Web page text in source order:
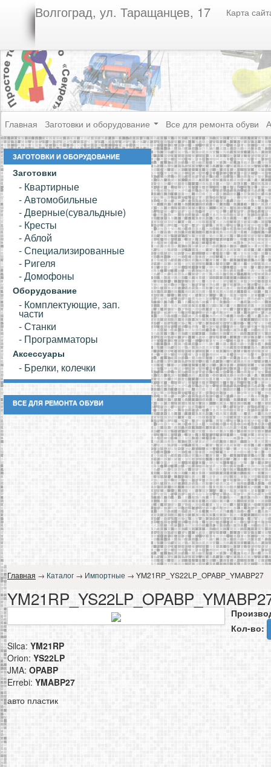
Волгоград, ул. Таращанцев, 17 Карта
Главная Заготовки и оборудование Все для ремонта обуви
ЗАГОТОВКИ И ОБОРУДОВАНИЕ
Заготовки
- Квартирные
- Автомобильные
- Дверные(сувальдные)
- Кресты
- Аблой
- Специализированные
- Ригеля
- Домофоны
Оборудование
- Комплектующие, зап.
части
- Станки
- Программаторы
Аксессуары
- Брелки, колечки
ВСЕ ДЛЯ РЕМОНТА ОБУВИ
Главная → Каталог → Импортные → YM21RP_YS22LP_OPABP_YMABP27
Кол-во:
Silca: YM21RP
Orion: YS22LP
JMA: OPABP
Errebi: YMABP27
авто пластик